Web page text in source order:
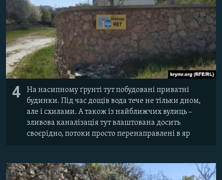
4
На насипному ґрунті тут побудовані приватні
будинки. Під час дощів вода тече не тільки дном,
але і схилами. А також із найближчих вулиць –
зливова каналізація тут влаштована досить
своєрідно, потоки просто перенаправлені в яр